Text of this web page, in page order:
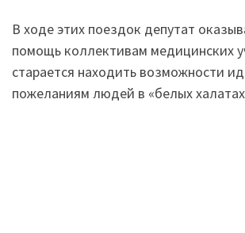
В ходе этих поездок депутат
помощь коллективам медицинских
старается находить возможности
пожеланиям людей в «белых